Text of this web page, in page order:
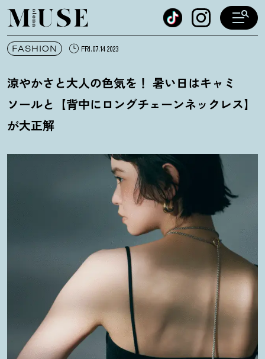
オトナミューズ ウェブ
FASHION FRI.07.14 2023
涼やかさと大人の色気を ！ 暑い日はキャミ
ソールと【背中にロングチェーンネックレス】
が大正解